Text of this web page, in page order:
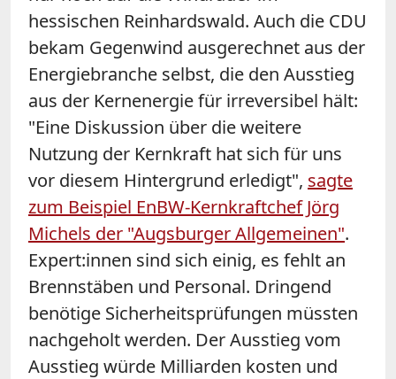
hessischen Reinhardswald. Auch die CDU
bekam Gegenwind ausgerechnet aus der
Energiebranche selbst, die den Ausstieg
aus der Kernenergie für irreversibel hält:
"Eine Diskussion über die weitere
Nutzung der Kernkraft hat sich für uns
vor diesem Hintergrund erledigt", sagte
zum Beispiel EnBW-Kernkraftchef Jörg
Michels der "Augsburger Allgemeinen".
Expert:innen sind sich einig, es fehlt an
Brennstäben und Personal. Dringend
benötige Sicherheitsprüfungen müssten
nachgeholt werden. Der Ausstieg vom
Ausstieg würde Milliarden kosten und